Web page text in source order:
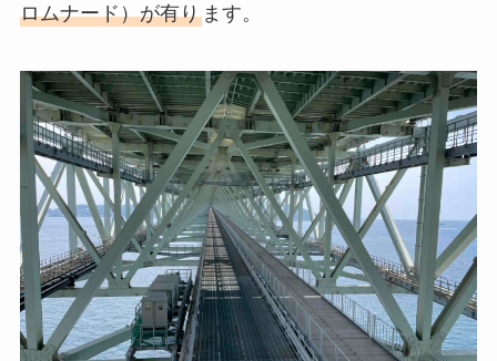
ロムナード）が有ります。